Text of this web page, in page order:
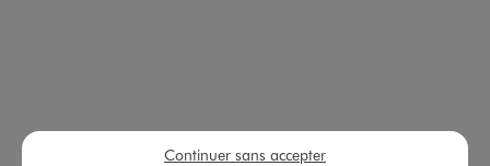
Continuer sans accepter